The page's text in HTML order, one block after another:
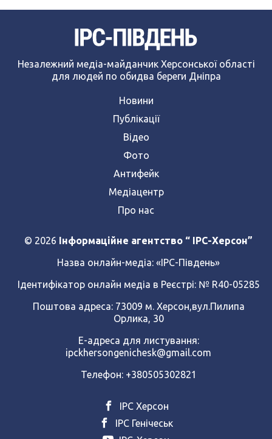
Незалежний медіа-майданчик Херсонської області
для людей по обидва береги Дніпра
Новини
Публікації
Відео
Фото
Антифейк
Медіацентр
Про нас
© 2026 Інформаційне агентство “ IPC-Херсон”
Назва онлайн-медіа: «ІРС-Південь»
Ідентифікатор онлайн медіа в Реєстрі: № R40-05285
Поштова адреса: 73009 м. Херсон,вул.Пилипа
Орлика, 30
Е-адреса для листування:
ipckhersongenichesk@gmail.com
Телефон: +380505302821
ІРС Херсон
ІРС Генічеськ